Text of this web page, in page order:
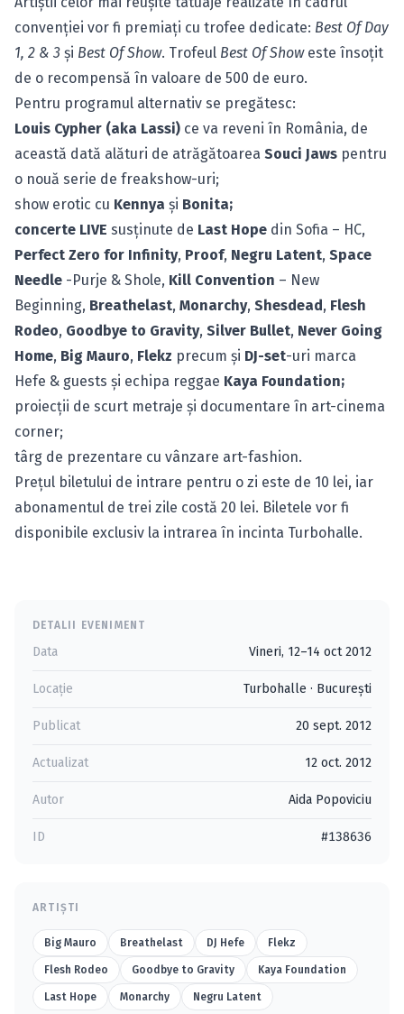
convenţiei vor fi premiaţi cu trofee dedicate: Best Of Day
1, 2 & 3 şi Best Of Show. Trofeul Best Of Showeste însoţit
de o recompensă în valoare de 500 de euro.
Pentru programul alternativ se pregătesc:
Louis Cypher (aka Lassi) ce va reveni în România, de
această dată alături de atrăgătoarea Souci Jaws pentru
o nouă serie de freakshow-uri;
show erotic cu Kennya şi Bonita;
concerte LIVE susținute de Last Hope din Sofia – HC,
Perfect Zero for Infinity, Proof, Negru Latent, Space
Needle -Purje & Shole, Kill Convention – New
Beginning, Breathelast, Monarchy, Shesdead, Flesh
Rodeo, Goodbye to Gravity, Silver Bullet, Never Going
Home, Big Mauro, Flekz precum şi DJ-set-uri marca
Hefe & guests şi echipa reggae Kaya Foundation;
proiecţii de scurt metraje şi documentare în art-cinema
corner;
târg de prezentare cu vânzare art-fashion.
Preţul biletului de intrare pentru o zi este de 10 lei, iar
abonamentul de trei zile costă 20 lei. Biletele vor fi
disponibile exclusiv la intrarea în incinta Turbohalle.
DETALII EVENIMENT
Data Vineri, 12–14 oct 2012
Locație Turbohalle · Bucureşti
Publicat 20 sept. 2012
Actualizat 12 oct. 2012
Autor Aida Popoviciu
ID #138636
ARTIȘTI
Big Mauro Breathelast DJ Hefe Flekz
Flesh Rodeo Goodbye to Gravity Kaya Foundation
Last Hope Monarchy Negru Latent